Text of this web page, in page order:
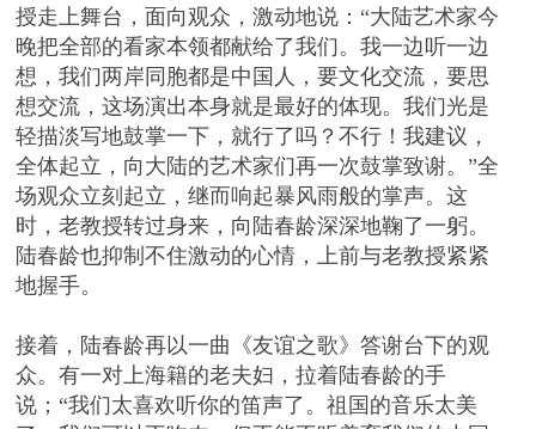
授走上舞台，面向观众，激动地说：“大陆艺术家今
晚把全部的看家本领都献给了我们。我一边听一边
想，我们两岸同胞都是中国人，要文化交流，要思
想交流，这场演出本身就是最好的体现。我们光是
轻描淡写地鼓掌一下，就行了吗？不行！我建议，
全体起立，向大陆的艺术家们再一次鼓掌致谢。”全
场观众立刻起立，继而响起暴风雨般的掌声。这
时，老教授转过身来，向陆春龄深深地鞠了一躬。
陆春龄也抑制不住激动的心情，上前与老教授紧紧
地握手。
接着，陆春龄再以一曲《友谊之歌》答谢台下的观
众。有一对上海籍的老夫妇，拉着陆春龄的手
说；“我们太喜欢听你的笛声了。祖国的音乐太美